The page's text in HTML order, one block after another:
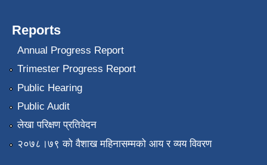
Reports
Annual Progress Report
Trimester Progress Report
Public Hearing
Public Audit
लेखा परिक्षण प्रतिवेदन
२०७८।७९ को वैशाख महिनासम्मको आय र व्यय विवरण